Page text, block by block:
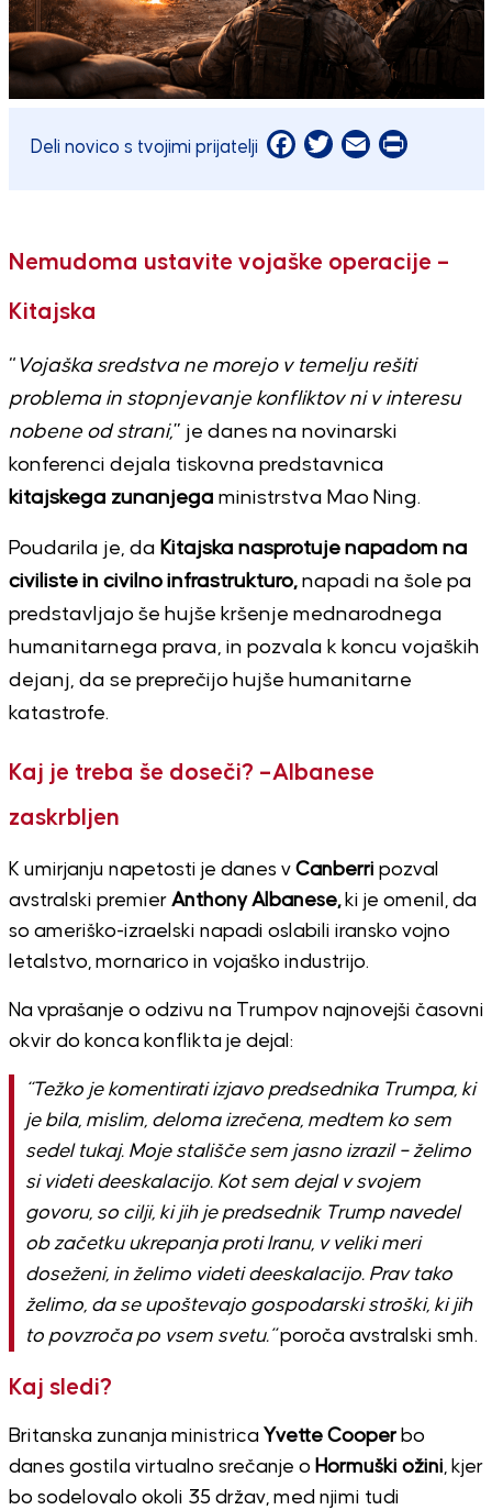
Deli novico s tvojimi prijatelji Facebook
Twitter
EmailPrint
Nemudoma ustavite vojaške operacije –
Kitajska
“ Vojaška sredstva ne morejo v temelju rešiti
problema in stopnjevanje konfliktov ni v interesu
nobene od strani,” je danes na novinarski
konferenci dejala tiskovna predstavnica
kitajskega zunanjega ministrstva Mao Ning.
Poudarila je, da Kitajska nasprotuje napadom na
civiliste in civilno infrastrukturo, napadi na šole pa
predstavljajo še hujše kršenje mednarodnega
humanitarnega prava, in pozvala k koncu vojaških
dejanj, da se preprečijo hujše humanitarne
katastrofe.
Kaj je treba še doseči? –Albanese
zaskrbljen
K umirjanju napetosti je danes v Canberri pozval
avstralski premier Anthony Albanese,ki je omenil, da
so ameriško-izraelski napadi oslabili iransko vojno
letalstvo, mornarico in vojaško industrijo.
Na vprašanje o odzivu na Trumpov najnovejši časovni
okvir do konca konflikta je dejal:
“Težko je komentirati izjavo predsednika Trumpa, ki
je bila, mislim, deloma izrečena, medtem ko sem
sedel tukaj. Moje stališče sem jasno izrazil – želimo
si videti deeskalacijo. Kot sem dejal v svojem
govoru, so cilji, ki jih je predsednik Trump navedel
ob začetku ukrepanja proti Iranu, v veliki meri
doseženi, in želimo videti deeskalacijo. Prav tako
želimo, da se upoštevajo gospodarski stroški, ki jih
to povzroča po vsem svetu.”poroča avstralski smh.
Kaj sledi?
Britanska zunanja ministrica Yvette Cooperbo
danes gostila virtualno srečanje o Hormuški ožini, kjer
bo sodelovalo okoli 35 držav, med njimi tudi